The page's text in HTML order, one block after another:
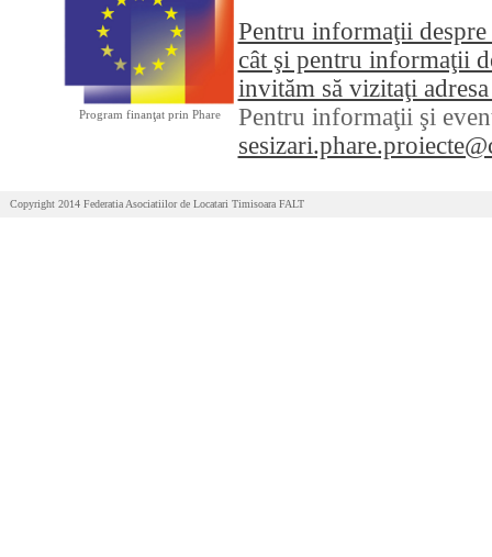
Program finanţat prin Phare
Pentru informaţii
cât şi pentru informaţii
invităm să vizitaţi
Pentru informaţii şi
Copyright 2014 Federatia Asociatiilor de Locatari Timisoara FALT